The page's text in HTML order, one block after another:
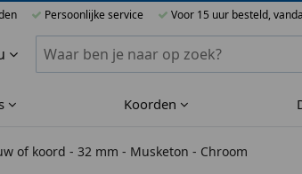
Persoonlijke service Voor 15 uur besteld,
Zoeken binnen Blueflower
Koorden
of koord - 32 mm - Musketon - Chroom